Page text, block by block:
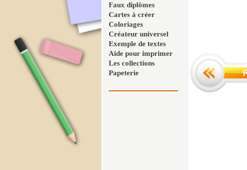
Faux diplômes
Cartes à créer
Coloriages
Créateur universel
Exemple de textes
Aide pour imprimer
Les collections
Papeterie